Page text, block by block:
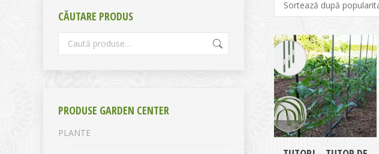
CĂUTARE PRODUS
PRODUSE GARDEN CENTER
PLANTE